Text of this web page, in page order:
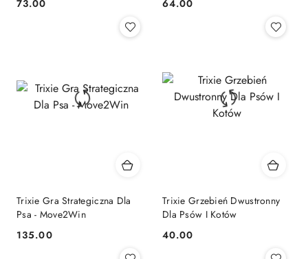
Cena:
73.00 Cena:
64.00
Trixie Gra Strategiczna Dla
Psa - Move2Win
Cena:
135.00
Trixie Grzebień Dwustronny
Dla Psów I Kotów
Cena:
40.00